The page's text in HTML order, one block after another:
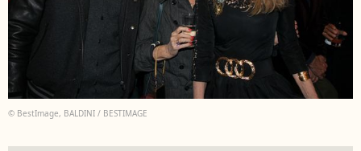
© BestImage, BALDINI / BESTIMAGE